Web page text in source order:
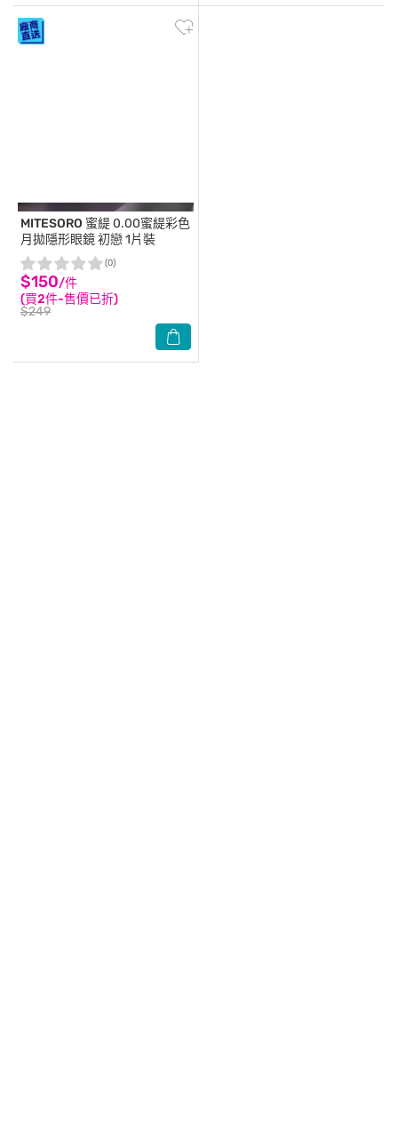
MITESORO 蜜緹0.00蜜緹彩色
月拋隱形眼鏡 初戀 1片裝
$150/件
(買2件-售價已折)
$249
(0)